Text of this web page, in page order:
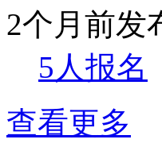
2个月前发
5人报名
查看更多